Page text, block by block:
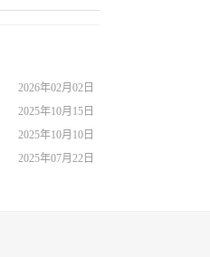
2026年02月02日
2025年10月15日
2025年10月10日
2025年07月22日